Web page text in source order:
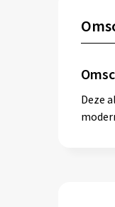
Deze